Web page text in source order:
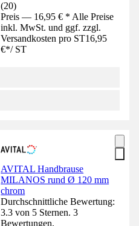
(20)
Preis — 16,95 € * Alle Preise
inkl. MwSt. und ggf. zzgl.
Versandkosten pro ST16,95
€*/ ST
AVITAL Handbrause
MILANOS rund Ø 120 mm
chrom
Durchschnittliche Bewertung:
3.3 von 5 Sternen. 3
Bewertungen.